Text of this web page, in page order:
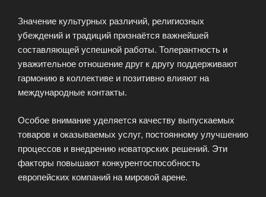
Значение культурных различий, религиозных
убеждений и традиций признаётся важнейшей
составляющей успешной работы. Толерантность и
уважительное отношение друг к другу поддерживают
гармонию в коллективе и позитивно влияют на
международные контакты.
Особое внимание уделяется качеству выпускаемых
товаров и оказываемых услуг, постоянному улучшению
процессов и внедрению новаторских решений. Эти
факторы повышают конкурентоспособность
европейских компаний на мировой арене.